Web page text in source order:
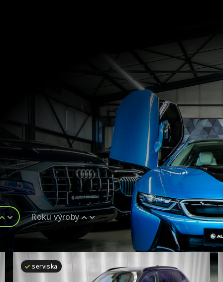
FINANCOVÁNÍ
ZÁRUKA
KARIÉRA
AUTOSERVIS
Roku výroby
Značka
serviska